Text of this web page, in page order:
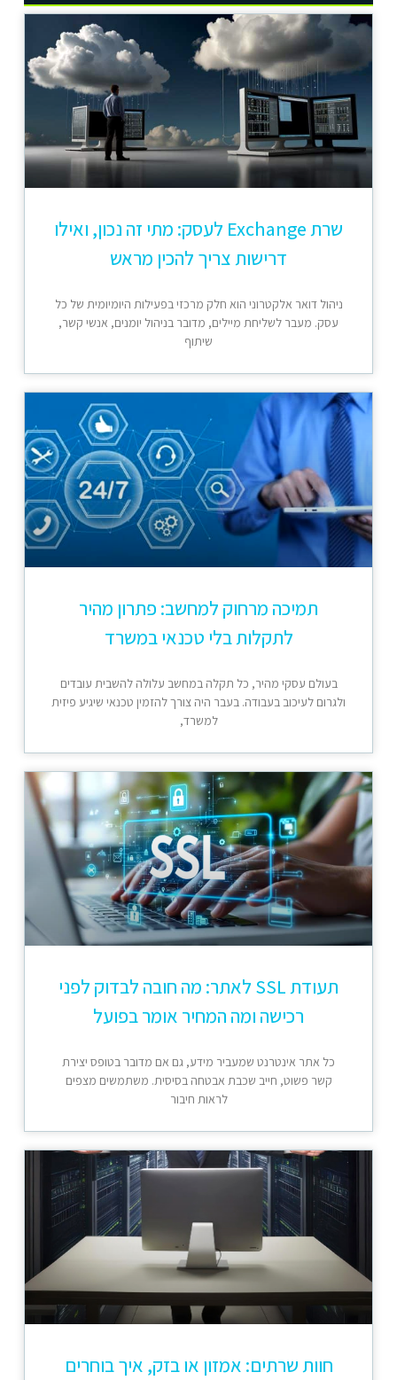
שרת Exchange לעסק: מתי זה נכון, ואילו
דרישות צריך להכין מראש
ניהול דואר אלקטרוני הוא חלק מרכזי בפעילות היומיומית של כל
עסק. מעבר לשליחת מיילים, מדובר בניהול יומנים, אנשי קשר,
שיתוף
תמיכה מרחוק למחשב: פתרון מהיר
לתקלות בלי טכנאי במשרד
בעולם עסקי מהיר, כל תקלה במחשב עלולה להשבית עובדים
ולגרום לעיכוב בעבודה. בעבר היה צורך להזמין טכנאי שיגיע פיזית
למשרד,
תעודת SSL לאתר: מה חובה לבדוק לפני
רכישה ומה המחיר אומר בפועל
כל אתר אינטרנט שמעביר מידע, גם אם מדובר בטופס יצירת
קשר פשוט, חייב שכבת אבטחה בסיסית. משתמשים מצפים
לראות חיבור
חוות שרתים: אמזון או בזק, איך בוחרים